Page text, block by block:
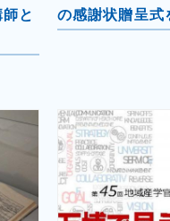
と
の感謝状贈呈式